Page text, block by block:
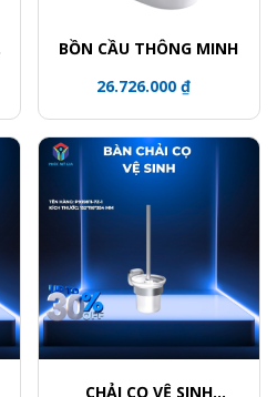
BỒN CẦU THÔNG MINH
26.726.000 ₫
CHẢI CỌ VỆ SINH